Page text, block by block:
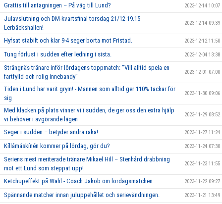
Grattis till antagningen – På väg till Lund? 2023-12-14 10:07
Julavslutning och DM-kvartsfinal torsdag 21/12 19.15
Lerbäckshallen!
2023-12-14 09:39
Hyfsat stabilt och klar 9-4 seger borta mot Fristad. 2023-12-12 11:50
Tung förlust i sudden efter ledning i sista. 2023-12-04 13:38
Strängnäs tränare inför lördagens toppmatch: "Vill alltid spela en
fartfylld och rolig innebandy"
2023-12-01 07:00
Tiden i Lund har varit grym! - Mannen som alltid ger 110% tackar för
sig
2023-11-30 09:06
Med klacken på plats vinner vi i sudden, de ger oss den extra hjälp
vi behöver i avgörande lägen
2023-11-29 08:52
Seger i sudden – betyder andra raka! 2023-11-27 11:24
Kíllámáskínén kommer på lördag, gör du? 2023-11-24 07:30
Seriens mest meriterade tränare Mikael Hill – Stenhård drabbning
mot ett Lund som steppat upp!
2023-11-23 11:55
Ketchupeffekt på Wahl - Coach Jakob om lördagsmatchen 2023-11-22 09:27
Spännande matcher innan juluppehållet och serievändningen. 2023-11-21 13:49